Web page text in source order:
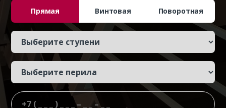
Прямая Винтовая Поворотная